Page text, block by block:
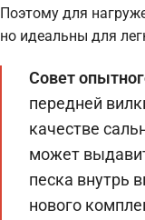
Поэтому для
но идеальны для
Совет
передней
качестве
может
песка внутрь
нового